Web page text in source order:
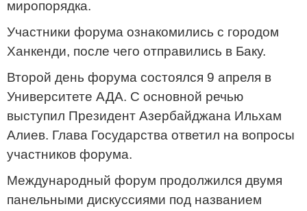
миропорядка.
Участники форума ознакомились с городом
Ханкенди, после чего отправились в Баку.
Второй день форума состоялся 9 апреля в
Университете АДА. С основной речью
выступил Президент Азербайджана Ильхам
Алиев. Глава Государства ответил на вопросы
участников форума.
Международный форум продолжился двумя
панельными дискуссиями под названием